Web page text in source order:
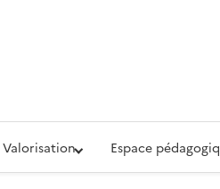
de production audiovisuelle
Valorisation Espace